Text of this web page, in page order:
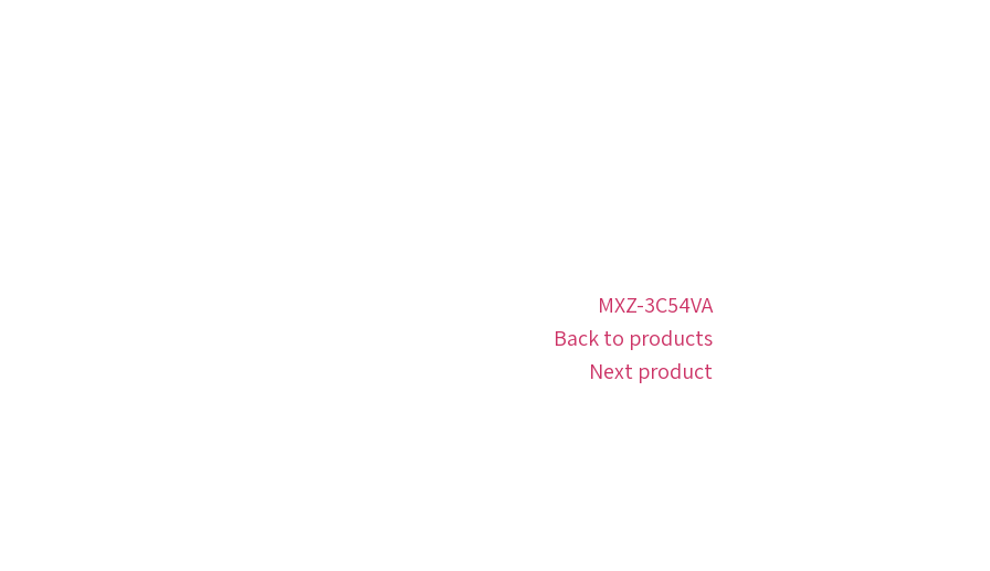
MXZ-3C54VA
Back to products
Next product